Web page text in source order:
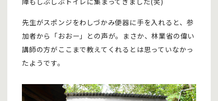
先生がスポンジをわしづかみ便器に手を入れると、参
加者から「おおー」との声が。まさか、林業省の偉い
講師の方がここまで教えてくれるとは思っていなかっ
たようです。